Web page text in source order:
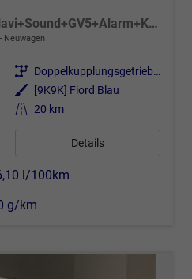
FR 150PS DSG Pano+Navi+Sound+GV5+Alarm+Kessy+Voll-LED+Sitzheizung
Neuwagen
Getriebe
Doppelkupplungsgetriebe (DSG)
Außenfarbe
[9K9K] Fiord Blau
Kilometerstand 20 km
Details
l/100km
g/km